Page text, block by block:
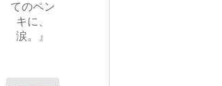
てのペン
キに、
涙。』